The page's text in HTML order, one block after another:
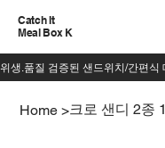
Catch It
Meal Box K
Home >크로 샌디 2종 1